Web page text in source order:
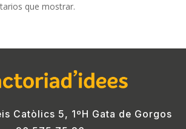
que mostrar.
Catòlics 5, 1ºH Gata de Gorgos